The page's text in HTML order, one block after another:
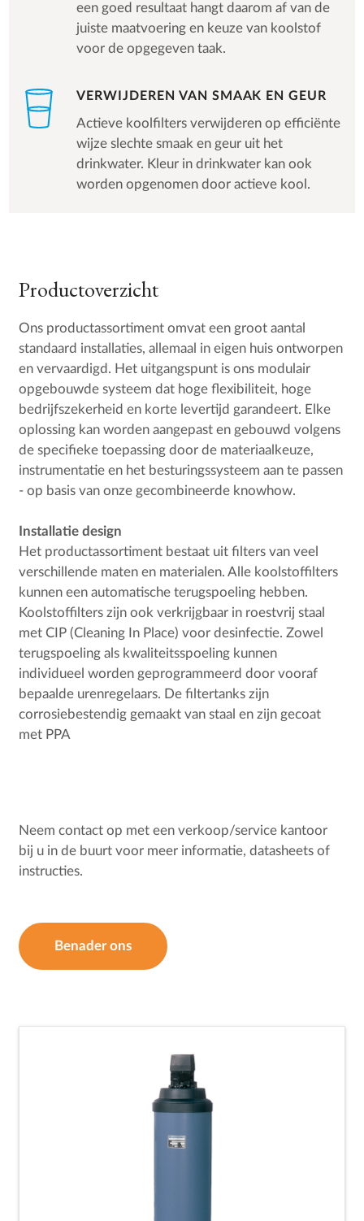
een goed resultaat hangt daarom af van de
juiste maatvoering en keuze van koolstof
voor de opgegeven taak.
VERWIJDEREN VAN SMAAK EN GEUR
Actieve koolfilters verwijderen op efficiënte
wijze slechte smaak en geur uit het
drinkwater. Kleur in drinkwater kan ook
worden opgenomen door actieve kool.
Productoverzicht
Ons productassortiment omvat een groot aantal
standaard installaties, allemaal in eigen huis ontworpen
en vervaardigd. Het uitgangspunt is ons modulair
opgebouwde systeem dat hoge flexibiliteit, hoge
bedrijfszekerheid en korte levertijd garandeert. Elke
oplossing kan worden aangepast en gebouwd volgens
de specifieke toepassing door de materiaalkeuze,
instrumentatie en het besturingssysteem aan te passen
- op basis van onze gecombineerde knowhow.
Installatie design
Het productassortiment bestaat uit filters van veel
verschillende maten en materialen. Alle koolstoffilters
kunnen een automatische terugspoeling hebben.
Koolstoffilters zijn ook verkrijgbaar in roestvrij staal
met CIP (Cleaning In Place) voor desinfectie. Zowel
terugspoeling als kwaliteitsspoeling kunnen
individueel worden geprogrammeerd door vooraf
bepaalde urenregelaars. De filtertanks zijn
corrosiebestendig gemaakt van staal en zijn gecoat
met PPA
Neem contact op met een verkoop/service kantoor
bij u in de buurt voor meer informatie, datasheets of
instructies.
Benader ons